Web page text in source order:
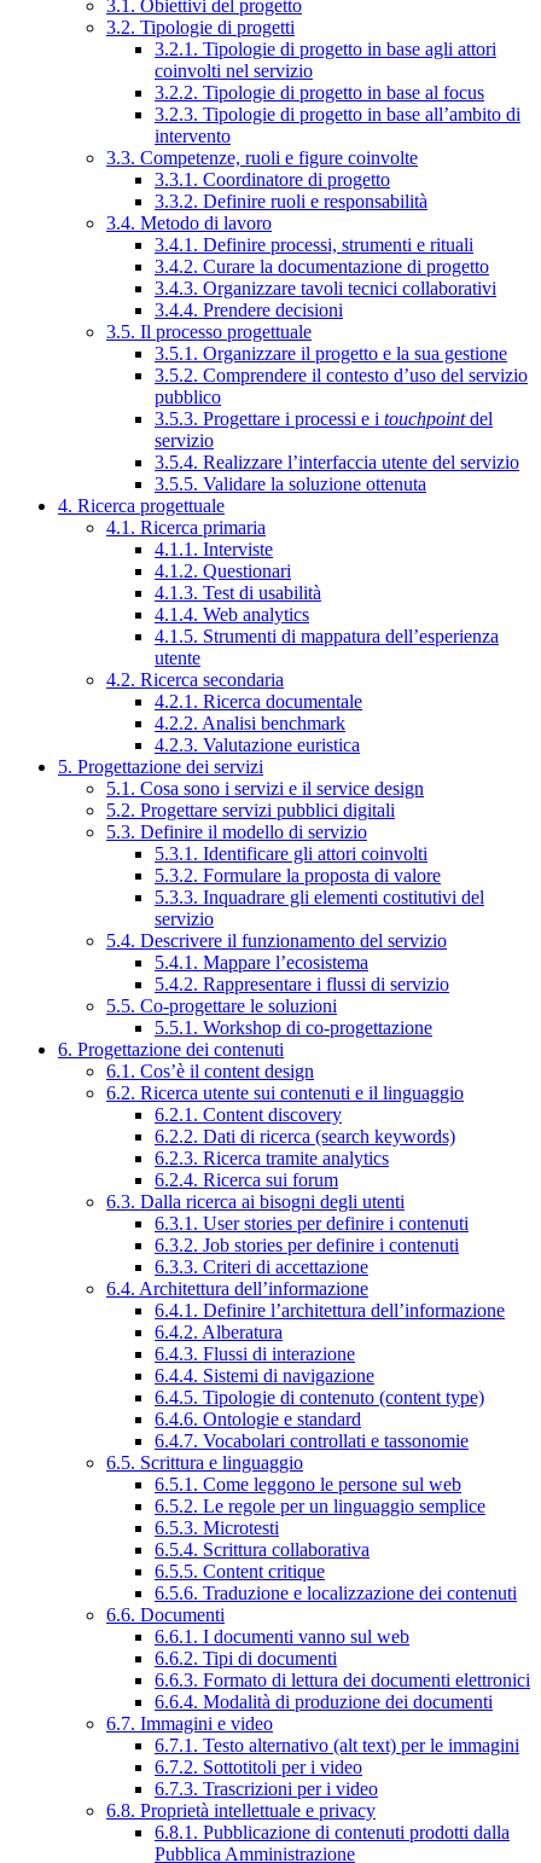
3.1. Obiettivi del progetto
3.2. Tipologie di progetti
3.2.1. Tipologie di progetto in base agli attori
coinvolti nel servizio
3.2.2. Tipologie di progetto in base al focus
3.2.3. Tipologie di progetto in base all’ambito di
intervento
3.3. Competenze, ruoli e figure coinvolte
3.3.1. Coordinatore di progetto
3.3.2. Definire ruoli e responsabilità
3.4. Metodo di lavoro
3.4.1. Definire processi, strumenti e rituali
3.4.2. Curare la documentazione di progetto
3.4.3. Organizzare tavoli tecnici collaborativi
3.4.4. Prendere decisioni
3.5. Il processo progettuale
3.5.1. Organizzare il progetto e la sua gestione
3.5.2. Comprendere il contesto d’uso del servizio
pubblico
3.5.3. Progettare i processi e i touchpointdel
servizio
3.5.4. Realizzare l’interfaccia utente del servizio
3.5.5. Validare la soluzione ottenuta
4. Ricerca progettuale
4.1. Ricerca primaria
4.1.1. Interviste
4.1.2. Questionari
4.1.3. Test di usabilità
4.1.4. Web analytics
4.1.5. Strumenti di mappatura dell’esperienza
utente
4.2. Ricerca secondaria
4.2.1. Ricerca documentale
4.2.2. Analisi benchmark
4.2.3. Valutazione euristica
5. Progettazione dei servizi
5.1. Cosa sono i servizi e il service design
5.2. Progettare servizi pubblici digitali
5.3. Definire il modello di servizio
5.3.1. Identificare gli attori coinvolti
5.3.2. Formulare la proposta di valore
5.3.3. Inquadrare gli elementi costitutivi del
servizio
5.4. Descrivere il funzionamento del servizio
5.4.1. Mappare l’ecosistema
5.4.2. Rappresentare i flussi di servizio
5.5. Co-progettare le soluzioni
5.5.1. Workshop di co-progettazione
6. Progettazione dei contenuti
6.1. Cos’è il content design
6.2. Ricerca utente sui contenuti e il linguaggio
6.2.1. Content discovery
6.2.2. Dati di ricerca (search keywords)
6.2.3. Ricerca tramite analytics
6.2.4. Ricerca sui forum
6.3. Dalla ricerca ai bisogni degli utenti
6.3.1. User stories per definire i contenuti
6.3.2. Job stories per definire i contenuti
6.3.3. Criteri di accettazione
6.4. Architettura dell’informazione
6.4.1. Definire l’architettura dell’informazione
6.4.2. Alberatura
6.4.3. Flussi di interazione
6.4.4. Sistemi di navigazione
6.4.5. Tipologie di contenuto (content type)
6.4.6. Ontologie e standard
6.4.7. Vocabolari controllati e tassonomie
6.5. Scrittura e linguaggio
6.5.1. Come leggono le persone sul web
6.5.2. Le regole per un linguaggio semplice
6.5.3. Microtesti
6.5.4. Scrittura collaborativa
6.5.5. Content critique
6.5.6. Traduzione e localizzazione dei contenuti
6.6. Documenti
6.6.1. I documenti vanno sul web
6.6.2. Tipi di documenti
6.6.3. Formato di lettura dei documenti elettronici
6.6.4. Modalità di produzione dei documenti
6.7. Immagini e video
6.7.1. Testo alternativo (alt text) per le immagini
6.7.2. Sottotitoli per i video
6.7.3. Trascrizioni per i video
6.8. Proprietà intellettuale e privacy
6.8.1. Pubblicazione di contenuti prodotti dalla
Pubblica Amministrazione